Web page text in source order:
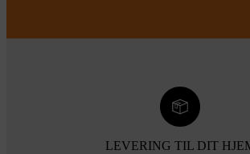
LEVERING TIL DIT